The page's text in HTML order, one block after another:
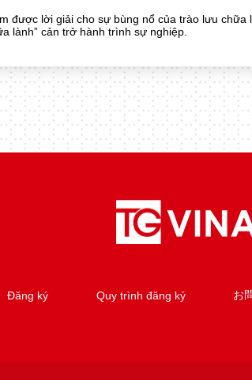
được lời giải cho sự bùng nổ của trào lưu
lành” cản trở hành trình sự nghiệp.
Đăng ký Quy trình đăng ký お